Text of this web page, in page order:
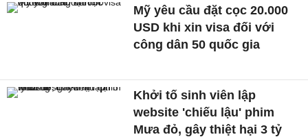
Mỹ yêu cầu đặt cọc 20.000
USD khi xin visa đối với
công dân 50 quốc gia
Khởi tố sinh viên lập
website 'chiếu lậu' phim
Mưa đỏ, gây thiệt hại 3 tỷ